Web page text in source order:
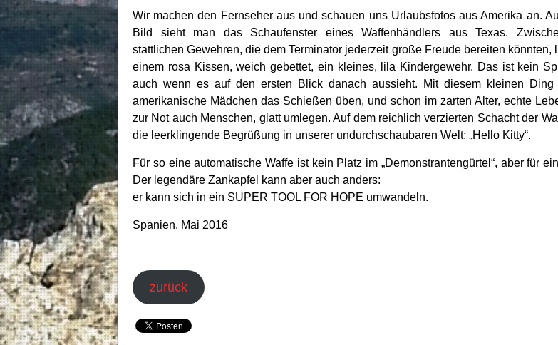
Wir machen den Fernseher aus und schauen uns Urlaubsfotos aus Amerika an.
Bild sieht man das Schaufenster eines Waffenhändlers aus Texas.
stattlichen Gewehren, die dem Terminator jederzeit große Freude bereiten könnten,
einem rosa Kissen, weich gebettet, ein kleines, lila Kindergewehr. Das ist kein
auch wenn es auf den ersten Blick danach aussieht. Mit diesem kleinen Ding
amerikanische Mädchen das Schießen üben, und schon im zarten Alter, echte
zur Not auch Menschen, glatt umlegen. Auf dem reichlich verzierten Schacht der
die leerklingende Begrüßung in unserer undurchschaubaren Welt: „Hello Kitty“.
Für so eine automatische Waffe ist kein Platz im „Demonstrantengürtel“, aber für
Der legendäre Zankapfel kann aber auch anders:
er kann sich in ein SUPER TOOL FOR HOPE umwandeln.
Spanien, Mai 2016
zurück